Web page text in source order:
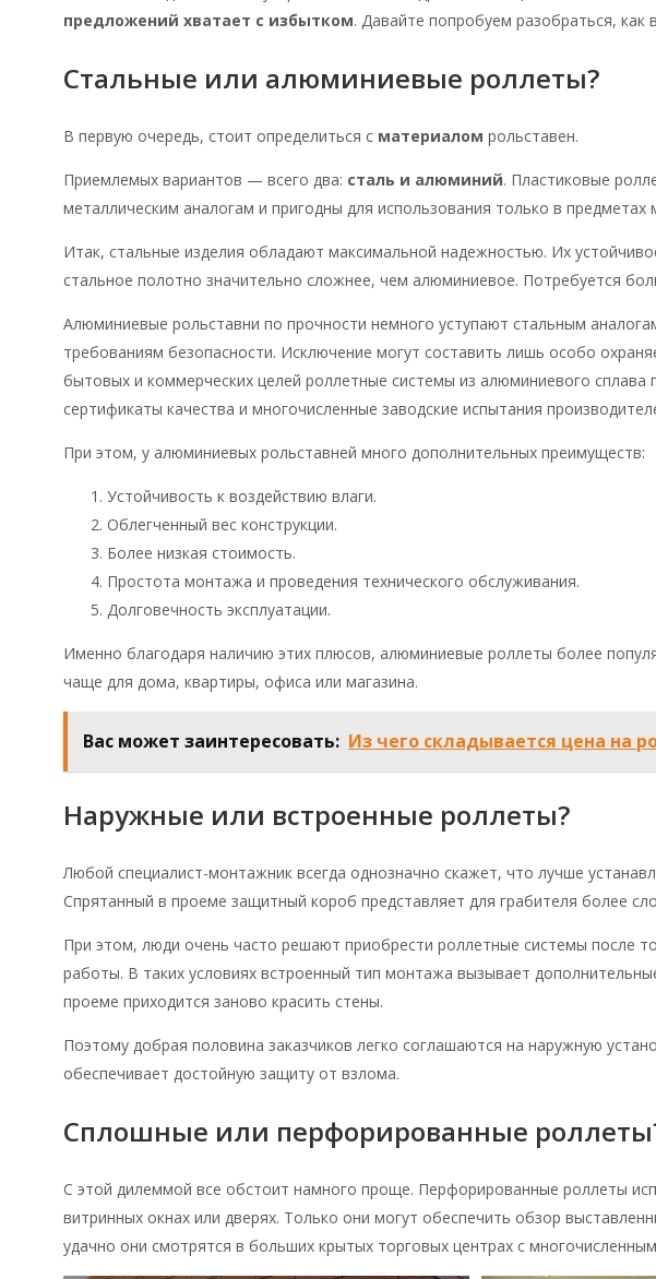
предложений хватает с избытком. Давайте попробуем разобраться, как
Стальные или алюминиевые роллеты?
В первую очередь, стоит определиться с материалом рольставен.
Приемлемых вариантов — всего два: сталь и алюминий. Пластиковые
металлическим аналогам и пригодны для использования только в предметах
Итак, стальные изделия обладают максимальной надежностью. Их
стальное полотно значительно сложнее, чем алюминиевое. Потребуется
Алюминиевые рольставни по прочности немного уступают стальным
требованиям безопасности. Исключение могут составить лишь особо
бытовых и коммерческих целей роллетные системы из алюминиевого
сертификаты качества и многочисленные заводские испытания
При этом, у алюминиевых рольставней много дополнительных преимуществ:
Устойчивость к воздействию влаги.
Облегченный вес конструкции.
Более низкая стоимость.
Простота монтажа и проведения технического обслуживания.
Долговечность эксплуатации.
Именно благодаря наличию этих плюсов, алюминиевые роллеты более
чаще для дома, квартиры, офиса или магазина.
Вас может заинтересовать: Из чего складывается цена на
Наружные или встроенные роллеты?
Любой специалист-монтажник всегда однозначно скажет, что лучше
Спрятанный в проеме защитный короб представляет для грабителя более
При этом, люди очень часто решают приобрести роллетные системы после
работы. В таких условиях встроенный тип монтажа вызывает
проеме приходится заново красить стены.
Поэтому добрая половина заказчиков легко соглашаются на наружную
обеспечивает достойную защиту от взлома.
Сплошные или перфорированные
С этой дилеммой все обстоит намного проще. Перфорированные роллеты
витринных окнах или дверях. Только они могут обеспечить обзор
удачно они смотрятся в больших крытых торговых центрах с